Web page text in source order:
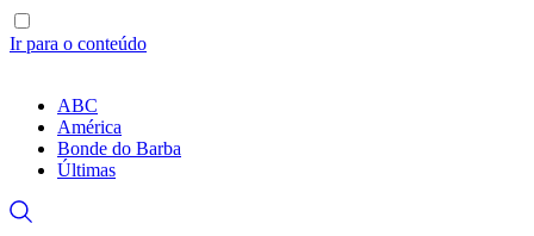
Ir para o conteúdo
ABC
América
Bonde do Barba
Últimas